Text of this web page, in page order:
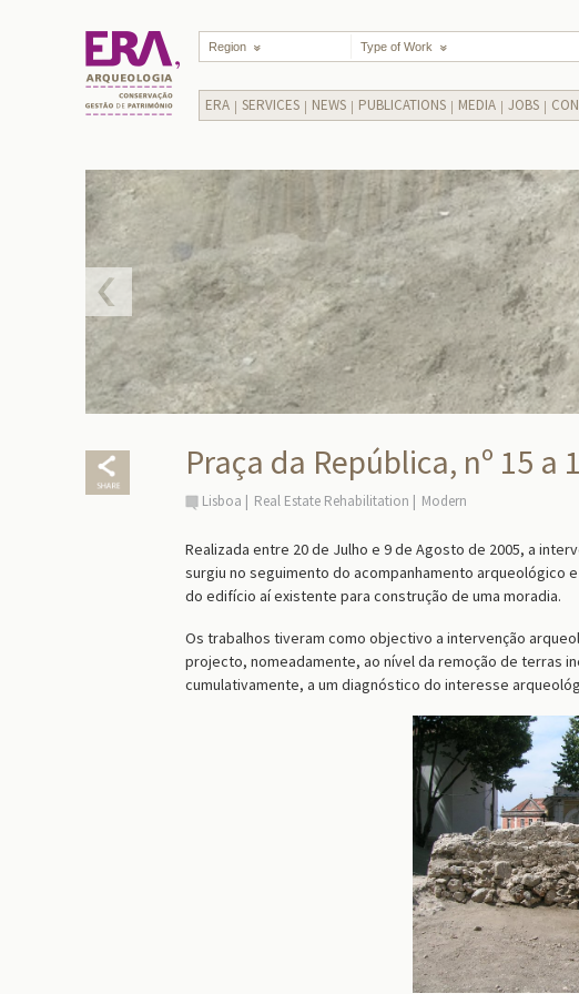
Region Type of Work
ERA SERVICES NEWS PUBLICATIONS MEDIA JOBS
Praça da República, nº 15 a
Lisboa Real Estate Rehabilitation Modern
Realizada entre 20 de Julho e 9 de Agosto de 2005, a
surgiu no seguimento do acompanhamento arqueológico
do edifício aí existente para construção de uma moradia.
Os trabalhos tiveram como objectivo a intervenção
projecto, nomeadamente, ao nível da remoção de terras
cumulativamente, a um diagnóstico do interesse